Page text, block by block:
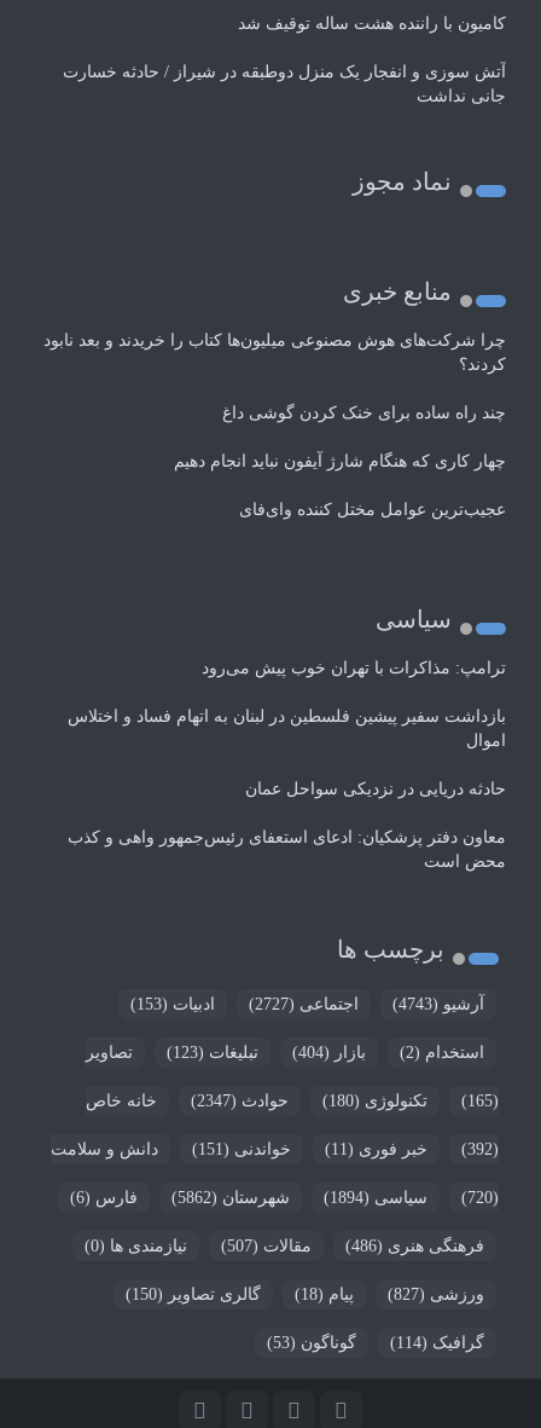
کامیون با راننده هشت ساله توقیف شد
آتش سوزی و انفجار یک منزل دوطبقه در شیراز / حادثه خسارت
جانی نداشت
نماد مجوز
منابع خبری
چرا شرکت‌های هوش مصنوعی میلیون‌ها کتاب را خریدند و بعد نابود
کردند؟
چند راه‌ ساده برای خنک کردن گوشی داغ
چهار کاری که هنگام شارژ آیفون نباید انجام دهیم
عجیب‌ترین عوامل مختل کننده وای‌فای
سیاسی
ترامپ: مذاکرات با تهران خوب پیش می‌رود
بازداشت سفیر پیشین فلسطین در لبنان به اتهام فساد و اختلاس
اموال
حادثه دریایی در نزدیکی سواحل عمان
معاون دفتر پزشکیان: ادعای استعفای رئیس‌جمهور واهی و کذب
محض است
برچسب ها
آرشیو (4743) اجتماعی (2727) ادبیات (153)
استخدام (2) بازار (404) تبلیغات (123) تصاویر
(165) تکنولوژی (180) حوادث (2347) خانه خاص
(392) خبر فوری (11) خواندنی (151) دانش و سلامت
(720) سیاسی (1894) شهرستان (5862) فارس (6)
فرهنگی هنری (486) مقالات (507) نیازمندی ها (0)
ورزشی (827) پیام (18) گالری تصاویر (150)
گرافیک (114) گوناگون (53)